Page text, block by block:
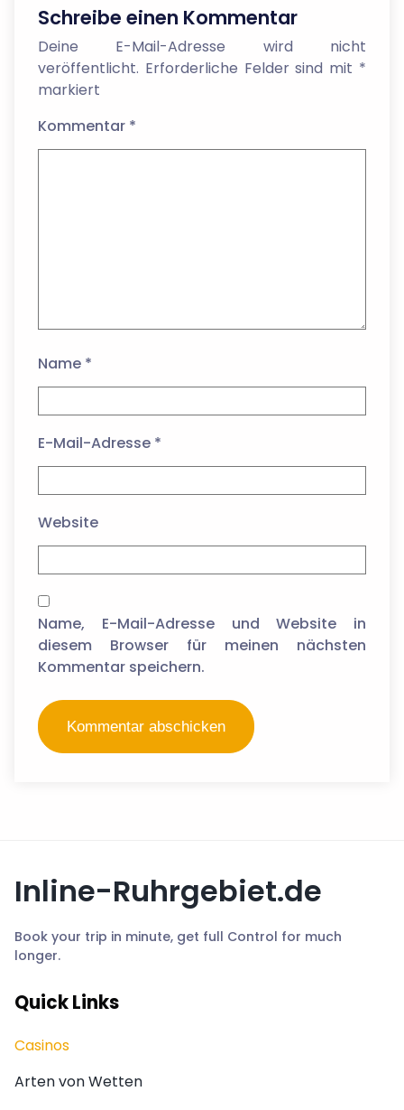
Schreibe einen Kommentar
Deine E-Mail-Adresse wird nicht
veröffentlicht. Erforderliche Felder sind mit *
markiert
Kommentar *
Name *
E-Mail-Adresse *
Website
Name, E-Mail-Adresse und Website in
diesem Browser für meinen nächsten
Kommentar speichern.
Inline-Ruhrgebiet.de
Book your trip in minute, get full Control for much
longer.
Quick Links
Casinos
Arten von Wetten